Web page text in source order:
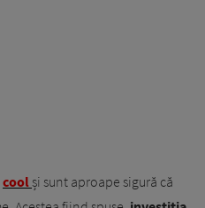
coolși sunt aproape sigură că